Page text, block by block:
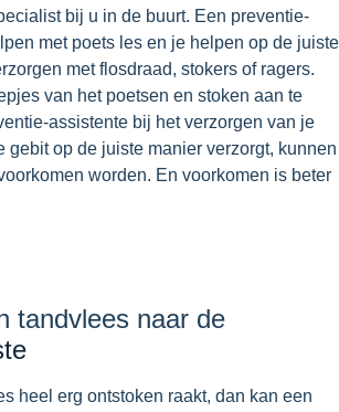
bij u in de buurt. Een preventie-
met poets les en je helpen op de juiste
met flosdraad, stokers of ragers.
van het poetsen en stoken aan te
assistente bij het verzorgen van je
gebit op de juiste manier verzorgt, kunnen
worden. En voorkomen is beter
tandvlees naar de
heel erg ontstoken raakt, dan kan een